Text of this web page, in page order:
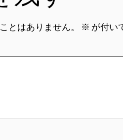
とはありません。 ※ が付い